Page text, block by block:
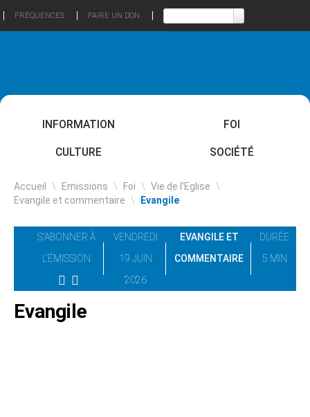
FRÉQUENCES FAIRE UN DON
INFORMATION FOI
CULTURE SOCIÉTÉ
Accueil \ Emissions \ Foi \ Vie de l’Eglise \
Evangile et commentaire \ Evangile
S'ABONNER À
L'ÉMISSION
VENDREDI
19 JUIN
2026
EVANGILE ET
COMMENTAIRE
DURÉE
5 MIN
Evangile